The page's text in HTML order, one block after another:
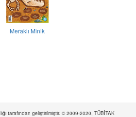
Meraklı Minik
tarafından geliştirilmiştir. © 2009-2020, TÜBİTAK